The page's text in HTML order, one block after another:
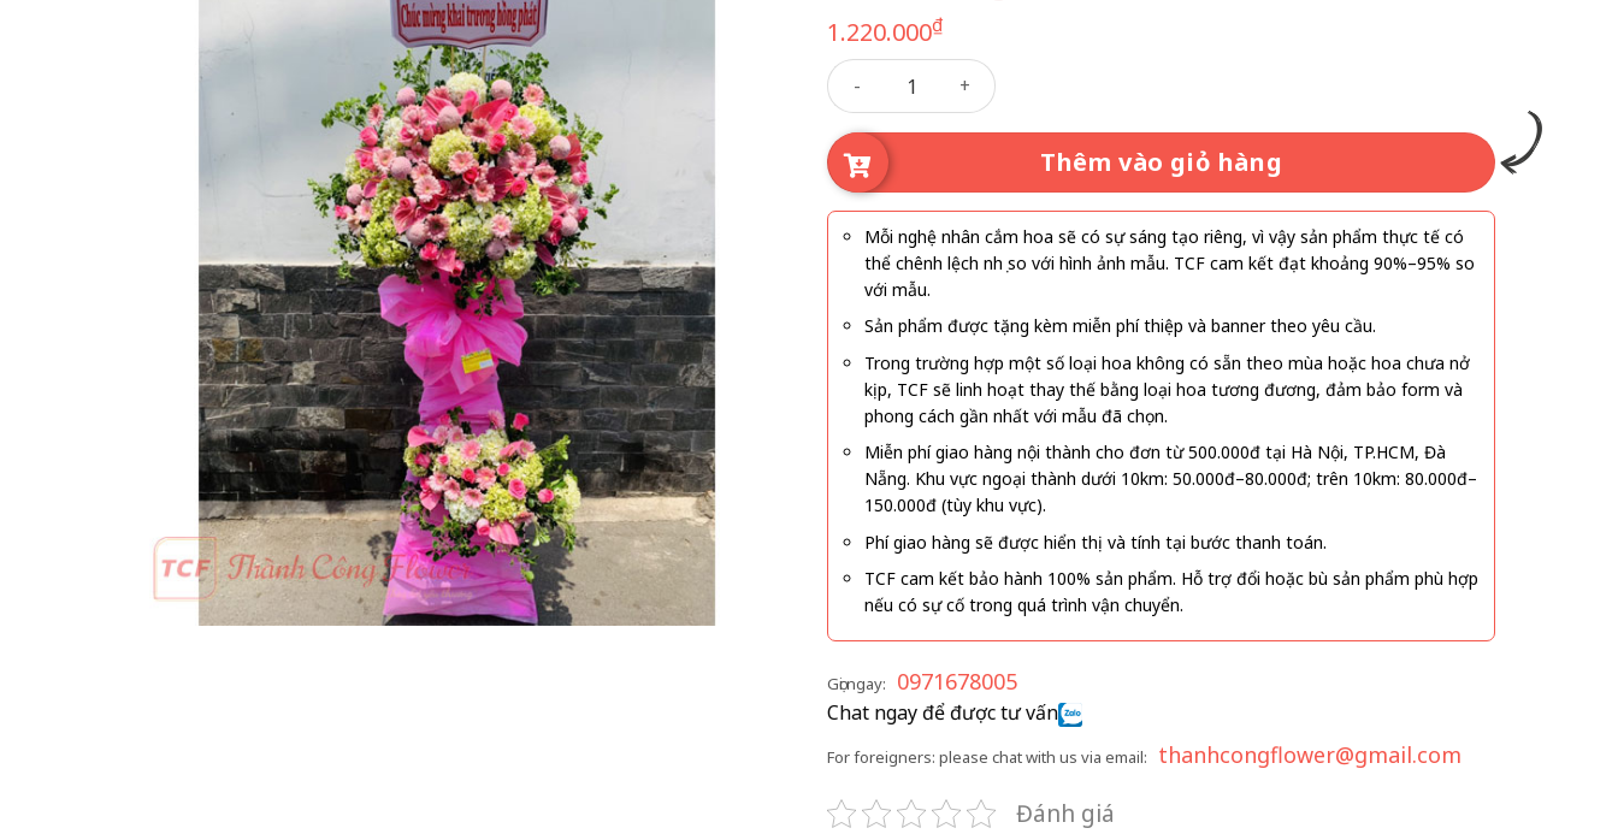
1.220.000₫
Hoa chúc mừng 138 số lượng
Thêm vào giỏ hàng
Mỗi nghệ nhân cắm hoa sẽ có sự sáng tạo riêng, vì vậy sản phẩm thực tế có
thể chênh lệch nhẹ so với hình ảnh mẫu. TCF cam kết đạt khoảng 90%–95% so
với mẫu.
Sản phẩm được tặng kèm miễn phí thiệp và banner theo yêu cầu.
Trong trường hợp một số loại hoa không có sẵn theo mùa hoặc hoa chưa nở
kịp, TCF sẽ linh hoạt thay thế bằng loại hoa tương đương, đảm bảo form và
phong cách gần nhất với mẫu đã chọn.
Miễn phí giao hàng nội thành cho đơn từ 500.000đ tại Hà Nội, TP.HCM, Đà
Nẵng. Khu vực ngoại thành dưới 10km: 50.000đ–80.000đ; trên 10km: 80.000đ–
150.000đ (tùy khu vực).
Phí giao hàng sẽ được hiển thị và tính tại bước thanh toán.
TCF cam kết bảo hành 100% sản phẩm. Hỗ trợ đổi hoặc bù sản phẩm phù hợp
nếu có sự cố trong quá trình vận chuyển.
Gọi ngay: 0971678005
Chat ngay để được tư vấn
For foreigners: please chat with us via email: thanhcongflower@gmail.com
Đánh giá